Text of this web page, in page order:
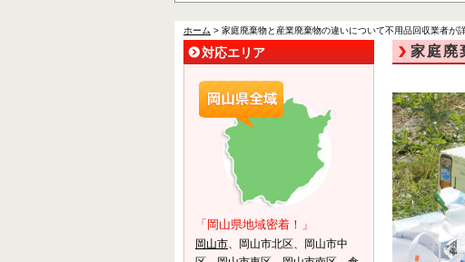
ホーム > 家庭廃棄物と産業廃棄物の違いについて不用品回収業者が
家庭廃
対応エリア
「岡山県地域密着！」
岡山市、岡山市北区、岡山市中